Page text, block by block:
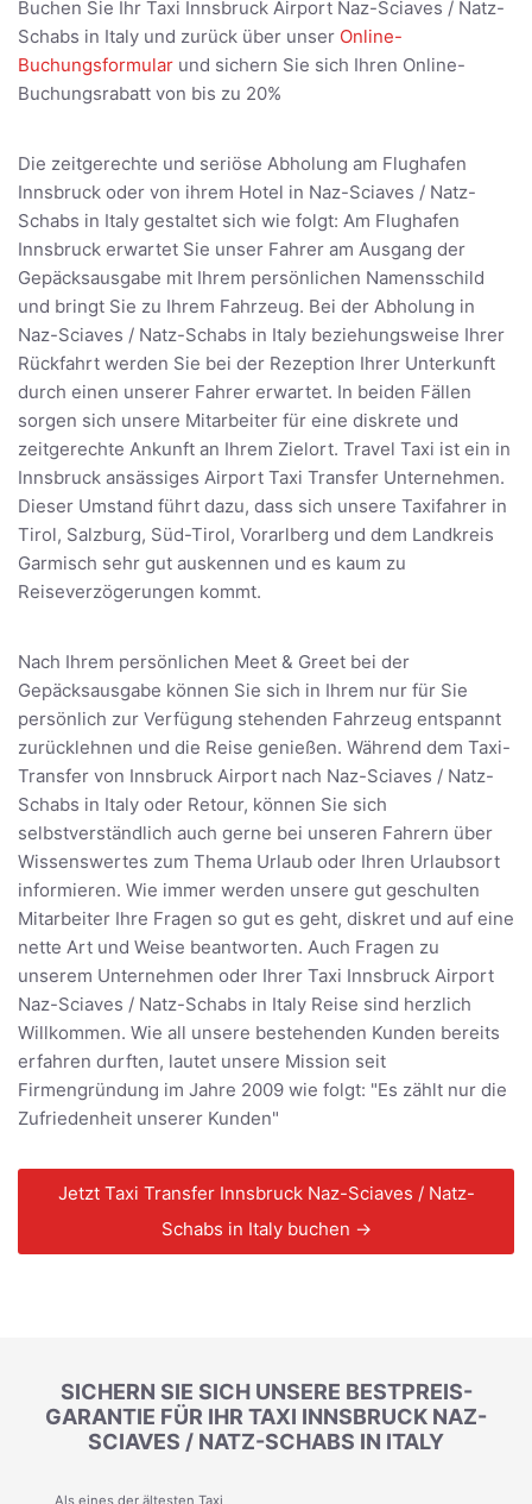
Buchen Sie Ihr Taxi Innsbruck Airport Naz-Sciaves / Natz-
Schabs in Italy und zurück über unser Online-
Buchungsformular und sichern Sie sich Ihren Online-
Buchungsrabatt von bis zu 20%
Die zeitgerechte und seriöse Abholung am Flughafen
Innsbruck oder von ihrem Hotel in Naz-Sciaves / Natz-
Schabs in Italy gestaltet sich wie folgt: Am Flughafen
Innsbruck erwartet Sie unser Fahrer am Ausgang der
Gepäcksausgabe mit Ihrem persönlichen Namensschild
und bringt Sie zu Ihrem Fahrzeug. Bei der Abholung in
Naz-Sciaves / Natz-Schabs in Italy beziehungsweise Ihrer
Rückfahrt werden Sie bei der Rezeption Ihrer Unterkunft
durch einen unserer Fahrer erwartet. In beiden Fällen
sorgen sich unsere Mitarbeiter für eine diskrete und
zeitgerechte Ankunft an Ihrem Zielort. Travel Taxi ist ein in
Innsbruck ansässiges Airport Taxi Transfer Unternehmen.
Dieser Umstand führt dazu, dass sich unsere Taxifahrer in
Tirol, Salzburg, Süd-Tirol, Vorarlberg und dem Landkreis
Garmisch sehr gut auskennen und es kaum zu
Reiseverzögerungen kommt.
Nach Ihrem persönlichen Meet & Greet bei der
Gepäcksausgabe können Sie sich in Ihrem nur für Sie
persönlich zur Verfügung stehenden Fahrzeug entspannt
zurücklehnen und die Reise genießen. Während dem Taxi-
Transfer von Innsbruck Airport nach Naz-Sciaves / Natz-
Schabs in Italy oder Retour, können Sie sich
selbstverständlich auch gerne bei unseren Fahrern über
Wissenswertes zum Thema Urlaub oder Ihren Urlaubsort
informieren. Wie immer werden unsere gut geschulten
Mitarbeiter Ihre Fragen so gut es geht, diskret und auf eine
nette Art und Weise beantworten. Auch Fragen zu
unserem Unternehmen oder Ihrer Taxi Innsbruck Airport
Naz-Sciaves / Natz-Schabs in Italy Reise sind herzlich
Willkommen. Wie all unsere bestehenden Kunden bereits
erfahren durften, lautet unsere Mission seit
Firmengründung im Jahre 2009 wie folgt: "Es zählt nur die
Zufriedenheit unserer Kunden"
Jetzt Taxi Transfer Innsbruck Naz-Sciaves / Natz-
Schabs in Italy buchen →
SICHERN SIE SICH UNSERE BESTPREIS-
GARANTIE FÜR IHR TAXI INNSBRUCK NAZ-
SCIAVES / NATZ-SCHABS IN ITALY
Als eines der ältesten Taxi